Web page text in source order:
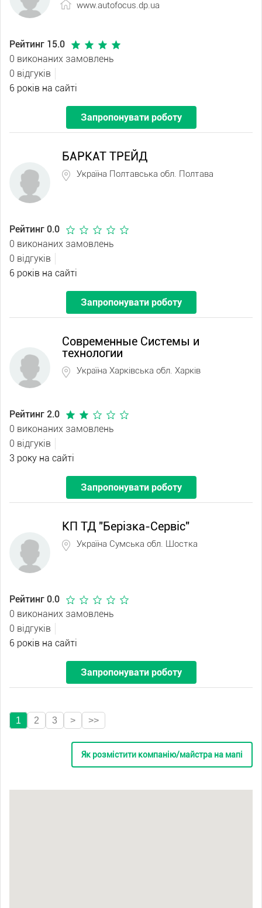
www.autofocus.dp.ua
Рейтинг 15.0
0 виконаних замовлень
0 відгуків
6 років на сайті
Запропонувати роботу
БАРКАТ ТРЕЙД
Україна Полтавська обл. Полтава
Рейтинг 0.0
0 виконаних замовлень
0 відгуків
6 років на сайті
Запропонувати роботу
Современные Системы и
технологии
Україна Харківська обл. Харків
Рейтинг 2.0
0 виконаних замовлень
0 відгуків
3 року на сайті
Запропонувати роботу
КП ТД "Берізка-Сервіс"
Україна Сумська обл. Шостка
Рейтинг 0.0
0 виконаних замовлень
0 відгуків
6 років на сайті
Запропонувати роботу
1 2 3 > >>
Як розмістити компанію/майстра на мапі